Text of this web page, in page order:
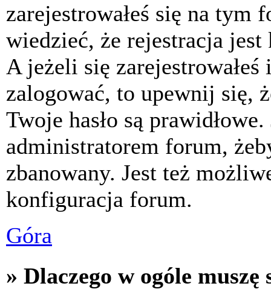
zarejestrowałeś się na tym
wiedzieć, że rejestracja
A jeżeli się
zalogować, to upewnij się,
Twoje hasło są
administratorem forum,
zbanowany. Jest też
konfiguracja forum.
Góra
» Dlaczego w ogóle